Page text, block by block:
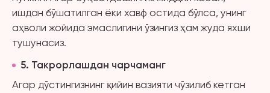
ишдан бўшатилган ёки хавф остида бўлса, унинг
аҳволи жойида эмаслигини ўзингиз ҳам жуда яхши
тушунасиз.
5. Такрорлашдан чарчаманг
Агар дўстингизнинг қийин вазияти чўзилиб кетган